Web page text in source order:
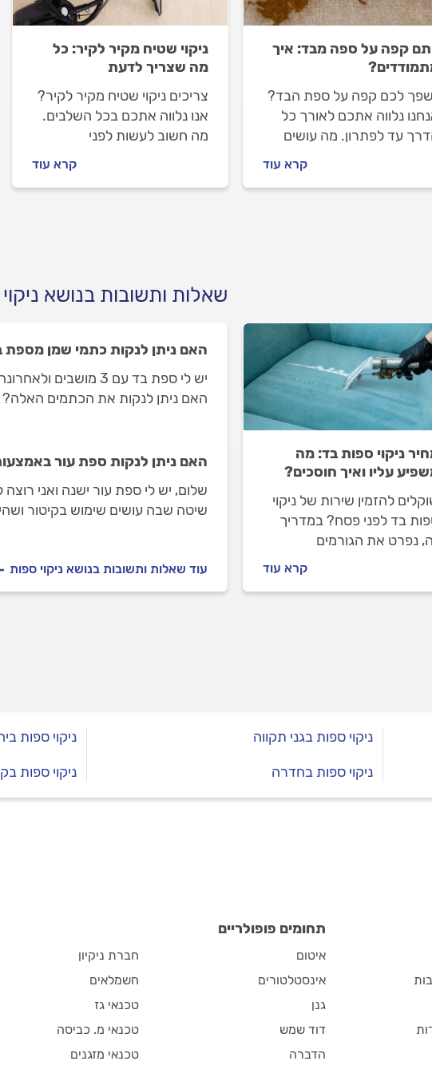
קפה על ספה מבד: איך
לכם קפה על ספת הבד?
נלווה אתכם לאורך כל
עד לפתרון. מה עושים
מתנהלים מול בעל המקצוע?
קרא עוד
ניקוי שטיח מקיר לקיר: כל
מה שצריך לדעת
צריכים ניקוי שטיח מקיר לקיר?
אנו נלווה אתכם בכל השלבים.
מה חשוב לעשות לפני
מתנהלים מול בעל המקצוע
וכמה עולה העבודה? כל
קרא עוד
ניקוי ספות בד: מה
עליו ואיך חוסכים?
להזמין שירות של ניקוי
בד לפני פסח? במדריך
נפרט את הגורמים
ניקוי ספות הבד, כדי שתבינו מה
על העלות ותוכלו לתכנן
קרא עוד
שאלות ותשובות בנושא
האם ניתן לנקות כתמי שמן מספת
יש לי ספת בד עם 3
האם ניתן לנקות את הכתמים האלה?
האם ניתן לנקות ספת עור
שלום, יש לי ספת עור ישנה ואני רוצה
שיטה שבה עושים שימוש בקיטור
עוד שאלות ותשובות בנושא ניקוי ספות
ניקוי ספות בגני תקווה
ניקוי ספות בחדרה
ניקוי ספות
ניקוי ספות
תחומים פופולריים
איטום
אינסטלטורים
גנן
דוד שמש
הדברה
חברת ניקיון
חשמלאים
טכנאי גז
טכנאי מ. כביסה
טכנאי מזגנים